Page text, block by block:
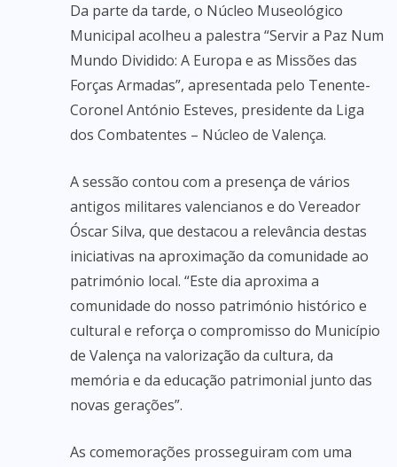
Da parte da tarde, o Núcleo Museológico
Municipal acolheu a palestra “Servir a Paz Num
Mundo Dividido: A Europa e as Missões das
Forças Armadas”, apresentada pelo Tenente-
Coronel António Esteves, presidente da Liga
dos Combatentes – Núcleo de Valença.
A sessão contou com a presença de vários
antigos militares valencianos e do Vereador
Óscar Silva, que destacou a relevância destas
iniciativas na aproximação da comunidade ao
património local. “Este dia aproxima a
comunidade do nosso património histórico e
cultural e reforça o compromisso do Município
de Valença na valorização da cultura, da
memória e da educação patrimonial junto das
novas gerações”.
As comemorações prosseguiram com uma